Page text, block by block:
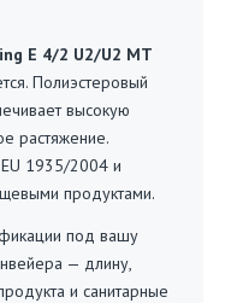
E 4/2 U2/U2 MT
Полиэстеровый
высокую
растяжение.
EU 1935/2004 и
продуктами.
под вашу
— длину,
и санитарные